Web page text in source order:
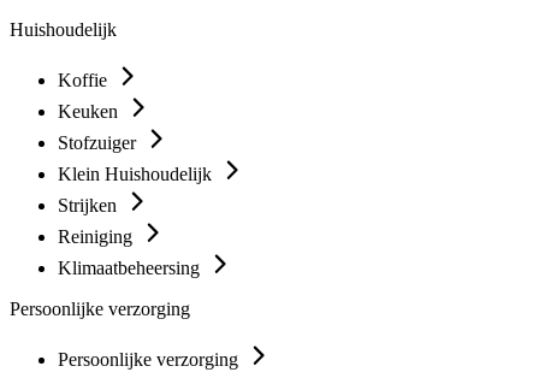
Huishoudelijk
Koffie
Keuken
Stofzuiger
Klein Huishoudelijk
Strijken
Reiniging
Klimaatbeheersing
Persoonlijke verzorging
Persoonlijke verzorging